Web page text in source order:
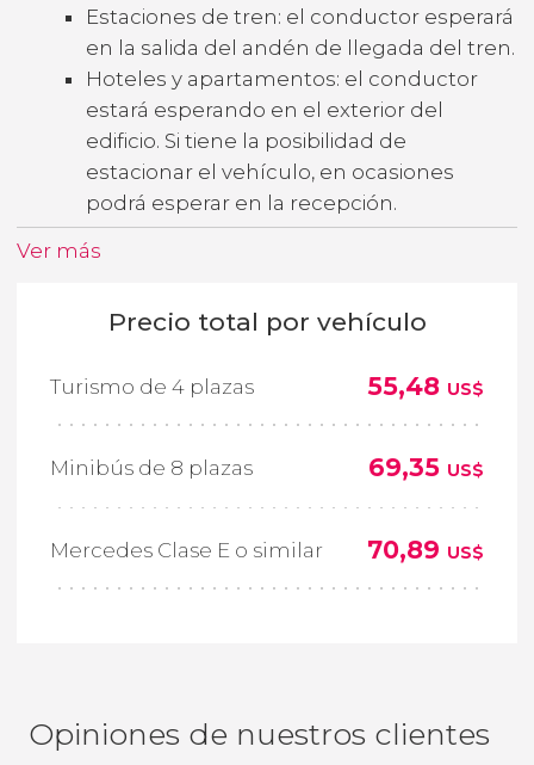
Estaciones de tren: el conductor esperará
en la salida del andén de llegada del tren.
Hoteles y apartamentos: el conductor
estará esperando en el exterior del
edificio. Si tiene la posibilidad de
estacionar el vehículo, en ocasiones
podrá esperar en la recepción.
Ver más
Precio total por vehículo
Turismo de 4 plazas 55,48 US$
Minibús de 8 plazas 69,35 US$
Mercedes Clase E o similar 70,89 US$
Opiniones de nuestros clientes